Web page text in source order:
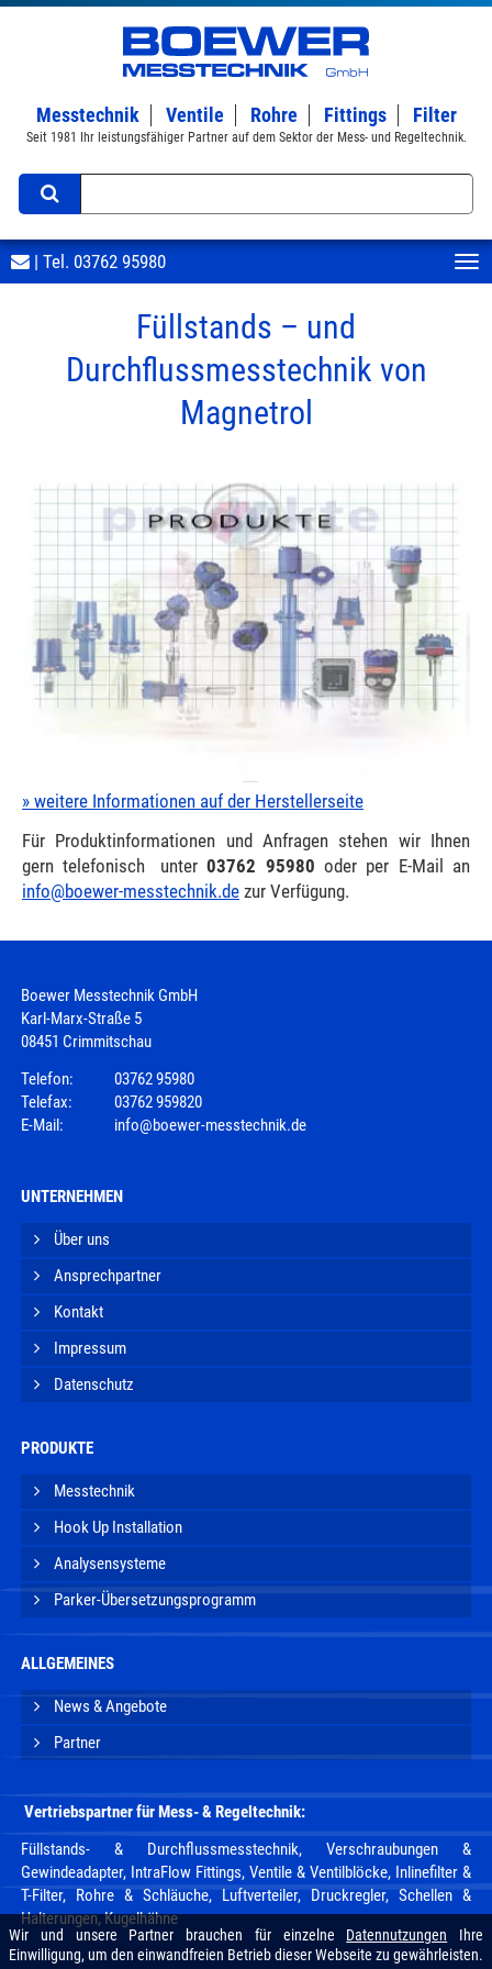
Messtechnik Ventile Rohre Fittings Filter
Seit 1981 Ihr leistungsfähiger Partner auf dem Sektor der Mess- und Regeltechnik.
| Tel. 03762 95980
Füllstands – und
Durchflussmesstechnik von
Magnetrol
» weitere Informationen auf der Herstellerseite
Für Produktinformationen und Anfragen stehen wir Ihnen
gern telefonisch
unter03762 95980 oder per E-Mail an
info@boewer-messtechnik.de zur Verfügung.
Boewer Messtechnik GmbH
Karl-Marx-Straße 5
08451 Crimmitschau
Telefon:
03762 95980
Telefax:
03762 959820
E-Mail:
info@boewer-messtechnik.de
UNTERNEHMEN
Über uns
Ansprechpartner
Kontakt
Impressum
Datenschutz
PRODUKTE
Messtechnik
Hook Up Installation
Analysensysteme
Parker-Übersetzungsprogramm
ALLGEMEINES
News & Angebote
Partner
Vertriebspartner für Mess- & Regeltechnik:
Füllstands- & Durchflussmesstechnik,Verschraubungen &
Gewindeadapter, IntraFlow Fittings, Ventile & Ventilblöcke, Inlinefilter &
T-Filter, Rohre & Schläuche,Luftverteiler, Druckregler, Schellen &
Halterungen,Kugelhähne
Wir und unsere Partner brauchen für einzelne Datennutzungen Ihre
Einwilligung, um den einwandfreien Betrieb dieser Webseite zu gewährleisten.